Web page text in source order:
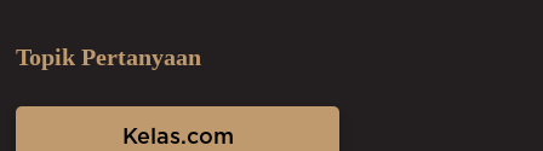
Topik Pertanyaan
Kelas.com